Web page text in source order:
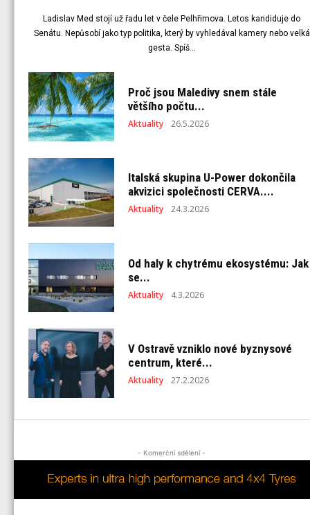
Ladislav Med stojí už řadu let v čele Pelhřimova. Letos kandiduje do
Senátu. Nepůsobí jako typ politika, který by vyhledával kamery nebo velká
gesta. Spíš...
Proč jsou Maledivy snem stále
většího počtu...
Aktuality 26.5.2026
Italská skupina U-Power dokončila
akvizici společnosti CERVA....
Aktuality 24.3.2026
Od haly k chytrému ekosystému: Jak
se...
Aktuality 4.3.2026
V Ostravě vzniklo nové byznysové
centrum, které...
Aktuality 27.2.2026
- Komerční sdělení -